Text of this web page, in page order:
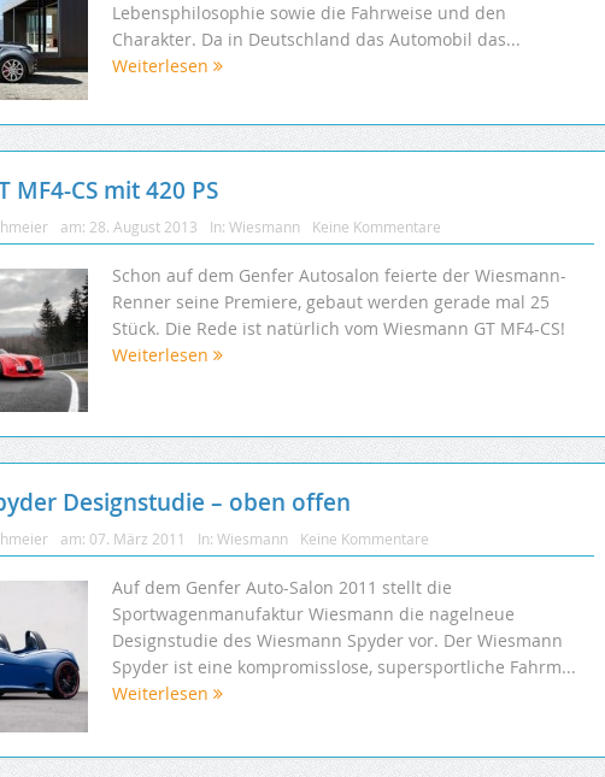
Lebensphilosophie sowie die Fahrweise und den
Charakter. Da in Deutschland das Automobil das...
Weiterlesen
MF4-CS mit 420 PS
am: 28. August 2013 In: Wiesmann Keine Kommentare
Schon auf dem Genfer Autosalon feierte der Wiesmann-
Renner seine Premiere, gebaut werden gerade mal 25
Stück. Die Rede ist natürlich vom Wiesmann GT MF4-CS!
Weiterlesen
Designstudie – oben offen
am: 07. März 2011 In: Wiesmann Keine Kommentare
Auf dem Genfer Auto-Salon 2011 stellt die
Sportwagenmanufaktur Wiesmann die nagelneue
Designstudie des Wiesmann Spyder vor. Der Wiesmann
Spyder ist eine kompromisslose, supersportliche Fahrm...
Weiterlesen